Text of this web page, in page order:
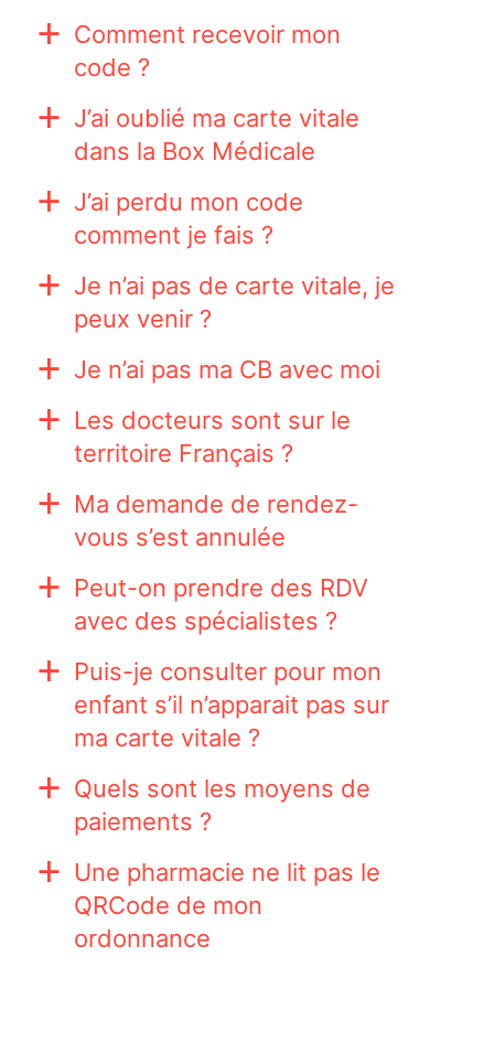
a
Comment recevoir mon
code ?
a
J’ai oublié ma carte vitale
dans la Box Médicale
a
J’ai perdu mon code
comment je fais ?
a
Je n’ai pas de carte vitale, je
peux venir ?
a Je n’ai pas ma CB avec moi
a
Les docteurs sont sur le
territoire Français ?
a
Ma demande de rendez-
vous s’est annulée
a
Peut-on prendre des RDV
avec des spécialistes ?
a
Puis-je consulter pour mon
enfant s’il n’apparait pas sur
ma carte vitale ?
a
Quels sont les moyens de
paiements ?
a
Une pharmacie ne lit pas le
QRCode de mon
ordonnance